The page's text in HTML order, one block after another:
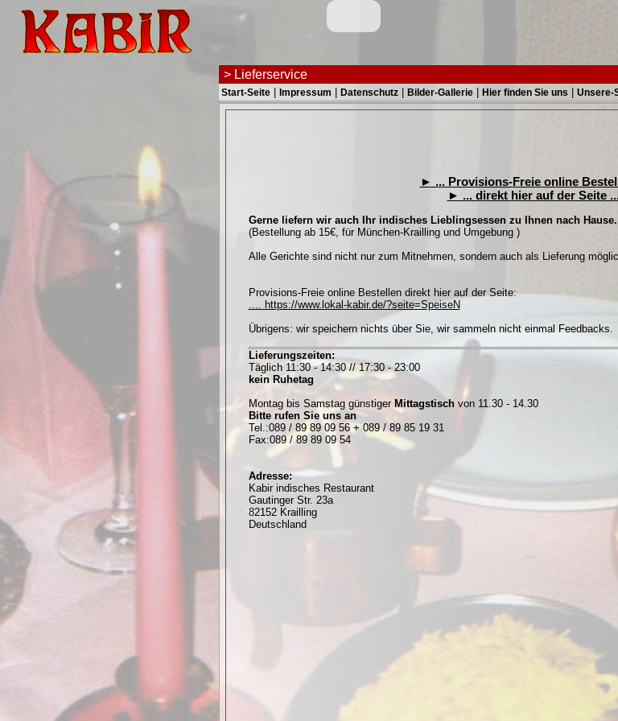
Start-Seite Impressum Datenschutz Bilder-Gallerie Hier finden Sie uns Unsere-
► ... Provisions-Freie online
► ... direkt hier auf der Seite
Gerne liefern wir auch Ihr indisches Lieblingsessen zu Ihnen nach Hause.
(Bestellung ab 15€, für München-Krailling und Umgebung )
Alle Gerichte sind nicht nur zum Mitnehmen, sondern auch als Lieferung
Provisions-Freie online Bestellen direkt hier auf der Seite:
.... https://www.lokal-kabir.de/?seite=SpeiseN
Übrigens: wir speichern nichts über Sie, wir sammeln nicht einmal Feedbacks.
Lieferungszeiten:
Täglich 11:30 - 14:30 // 17:30 - 23:00
kein Ruhetag
Montag bis Samstag günstiger Mittagstischvon 11.30 - 14.30
Bitte rufen Sie uns an
Tel.:089 / 89 89 09 56 + 089 / 89 85 19 31
Fax:089 / 89 89 09 54
Adresse:
Kabir indisches Restaurant
Gautinger Str. 23a
82152 Krailling
Deutschland